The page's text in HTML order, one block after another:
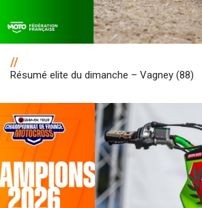
//
Résumé elite du dimanche – Vagney (88)